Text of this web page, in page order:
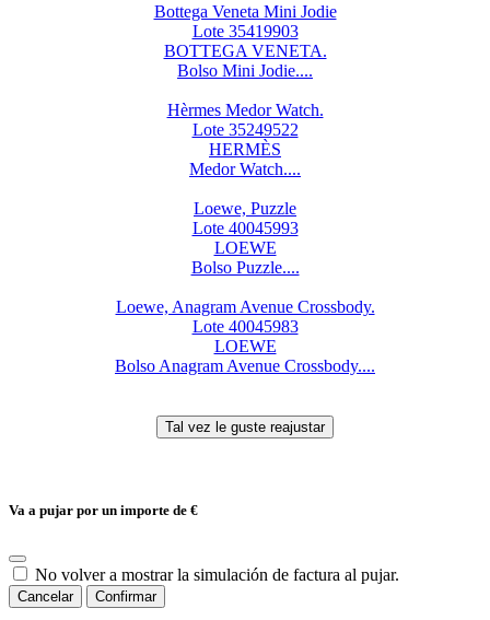
Bottega Veneta Mini Jodie
Lote 35419903
BOTTEGA VENETA.
Bolso Mini Jodie....
Hèrmes Medor Watch.
Lote 35249522
HERMÈS
Medor Watch....
Loewe, Puzzle
Lote 40045993
LOEWE
Bolso Puzzle....
Loewe, Anagram Avenue Crossbody.
Lote 40045983
LOEWE
Bolso Anagram Avenue Crossbody....
Va a pujar por un importe de €
No volver a mostrar la simulación de factura al pujar.
Cancelar Confirmar